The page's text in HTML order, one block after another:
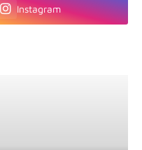
Instagram